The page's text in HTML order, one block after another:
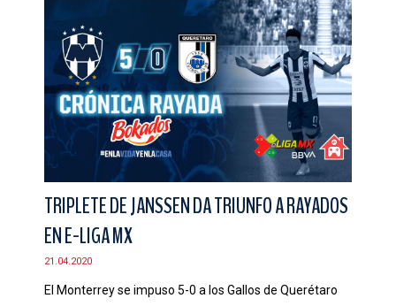
TRIPLETE DE JANSSEN DA TRIUNFO A RAYADOS
EN E-LIGA MX
21.04.2020
El Monterrey se impuso 5-0 a los Gallos de Querétaro